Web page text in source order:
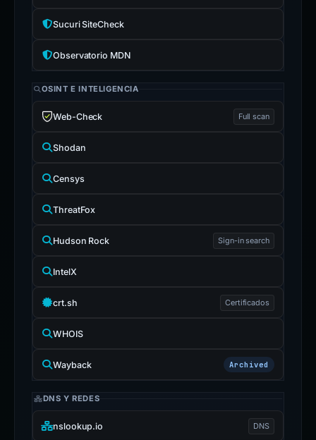
Sucuri SiteCheck
Observatorio MDN
OSINT E INTELIGENCIA
Web-Check Full scan
Shodan
Censys
ThreatFox
Hudson Rock Sign-in search
IntelX
crt.sh Certificados
WHOIS
Wayback Archived
DNS Y REDES
nslookup.io DNS